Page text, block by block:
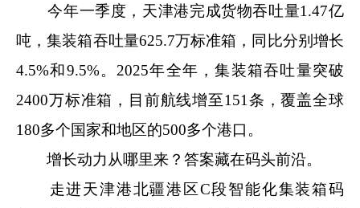
今年一季度，天津港完成货物吞吐量1.47亿
吨，集装箱吞吐量625.7万标准箱，同比分别增长
4.5%和9.5%。2025年全年，集装箱吞吐量突破
2400万标准箱，目前航线增至151条，覆盖全球
180多个国家和地区的500多个港口。
增长动力从哪里来？答案藏在码头前沿。
走进天津港北疆港区C段智能化集装箱码